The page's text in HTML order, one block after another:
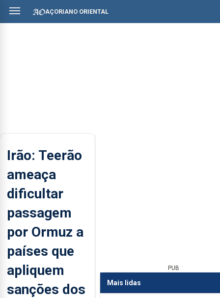
AÇORIANO ORIENTAL
Irão: Teerão
ameaça
dificultar
passagem
por Ormuz a
países que
apliquem
sanções dos
PUB
Mais lidas